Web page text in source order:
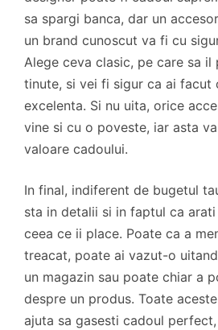
sa spargi banca, dar un
un brand cunoscut va fi cu
Alege ceva clasic, pe care sa
tinute, si vei fi sigur ca ai facut
excelenta. Si nu uita, orice
vine si cu o poveste, iar asta
valoare cadoului.
In final, indiferent de bugetul
sta in detalii si in faptul ca
ceea ce ii place. Poate ca a
treacat, poate ai vazut-o
un magazin sau poate chiar a
despre un produs. Toate
ajuta sa gasesti cadoul